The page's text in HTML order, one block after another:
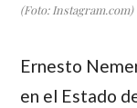
(Foto: Instagram.com)
Ernesto
en el Estado